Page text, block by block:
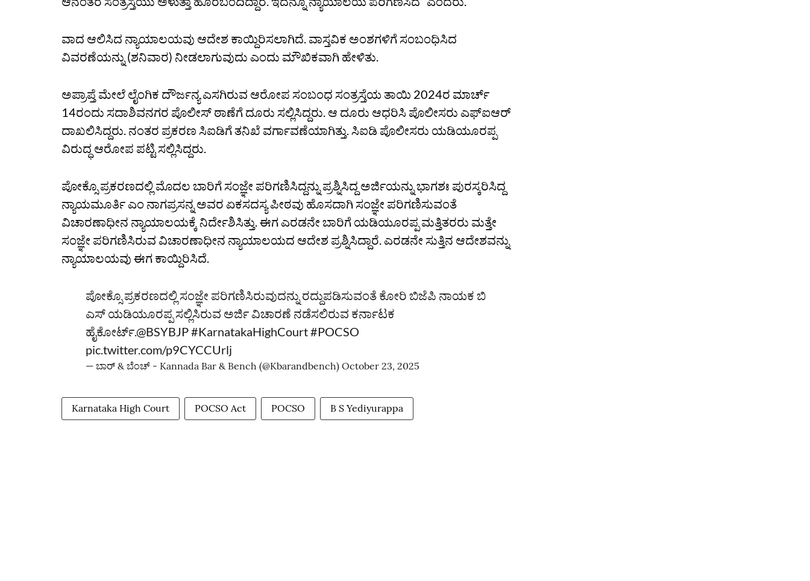
ವಾದ ಆಲಿಸಿದ ನ್ಯಾಯಾಲಯವು ಆದೇಶ ಕಾಯ್ದಿರಿಸಲಾಗಿದೆ. ವಾಸ್ತವಿಕ ಅಂಶಗಳಿಗೆ ಸಂಬಂಧಿಸಿದ
ವಿವರಣೆಯನ್ನು (ಶನಿವಾರ) ನೀಡಲಾಗುವುದು ಎಂದು ಮೌಖಿಕವಾಗಿ ಹೇಳಿತು.
ಅಪ್ರಾಪ್ತೆ ಮೇಲೆ ಲೈಂಗಿಕ ದೌರ್ಜನ್ಯ ಎಸಗಿರುವ ಆರೋಪ ಸಂಬಂಧ ಸಂತ್ರಸ್ತೆಯ ತಾಯಿ 2024ರ ಮಾರ್ಚ್‌
14ರಂದು ಸದಾಶಿವನಗರ ಪೊಲೀಸ್‌ ಠಾಣೆಗೆ ದೂರು ಸಲ್ಲಿಸಿದ್ದರು. ಆ ದೂರು ಆಧರಿಸಿ ಪೊಲೀಸರು ಎಫ್‌ಐಆರ್‌
ದಾಖಲಿಸಿದ್ದರು. ನಂತರ ಪ್ರಕರಣ ಸಿಐಡಿಗೆ ತನಿಖೆ ವರ್ಗಾವಣೆಯಾಗಿತ್ತು. ಸಿಐಡಿ ಪೊಲೀಸರು ಯಡಿಯೂರಪ್ಪ
ವಿರುದ್ಧ ಆರೋಪ ಪಟ್ಟಿ ಸಲ್ಲಿಸಿದ್ದರು.
ಪೋಕ್ಸೊ ಪ್ರಕರಣದಲ್ಲಿ ಮೊದಲ ಬಾರಿಗೆ ಸಂಜ್ಞೇ ಪರಿಗಣಿಸಿದ್ದನ್ನು ಪ್ರಶ್ನಿಸಿದ್ದ ಅರ್ಜಿಯನ್ನು ಭಾಗಶಃ ಪುರಸ್ಕರಿಸಿದ್ದ
ನ್ಯಾಯಮೂರ್ತಿ ಎಂ ನಾಗಪ್ರಸನ್ನ ಅವರ ಏಕಸದಸ್ಯ ಪೀಠವು ಹೊಸದಾಗಿ ಸಂಜ್ಞೇ ಪರಿಗಣಿಸುವಂತೆ
ವಿಚಾರಣಾಧೀನ ನ್ಯಾಯಾಲಯಕ್ಕೆ ನಿರ್ದೇಶಿಸಿತ್ತು. ಈಗ ಎರಡನೇ ಬಾರಿಗೆ ಯಡಿಯೂರಪ್ಪ ಮತ್ತಿತರರು ಮತ್ತೇ
ಸಂಜ್ಞೇ ಪರಿಗಣಿಸಿರುವ ವಿಚಾರಣಾಧೀನ ನ್ಯಾಯಾಲಯದ ಆದೇಶ ಪ್ರಶ್ನಿಸಿದ್ದಾರೆ. ಎರಡನೇ ಸುತ್ತಿನ ಆದೇಶವನ್ನು
ನ್ಯಾಯಾಲಯವು ಈಗ ಕಾಯ್ದಿರಿಸಿದೆ.
ಪೋಕ್ಸೊ ಪ್ರಕರಣದಲ್ಲಿ ಸಂಜ್ಞೇ ಪರಿಗಣಿಸಿರುವುದನ್ನು ರದ್ದುಪಡಿಸುವಂತೆ ಕೋರಿ ಬಿಜೆಪಿ ನಾಯಕ ಬಿ
ಎಸ್‌ ಯಡಿಯೂರಪ್ಪ ಸಲ್ಲಿಸಿರುವ ಅರ್ಜಿ ವಿಚಾರಣೆ ನಡೆಸಲಿರುವ ಕರ್ನಾಟಕ
ಹೈಕೋರ್ಟ್‌.@BSYBJP#KarnatakaHighCourt#POCSO
pic.twitter.com/p9CYCCUrlj
— ಬಾರ್‌ & ಬೆಂಚ್ - Kannada Bar & Bench (@Kbarandbench) October 23, 2025
Karnataka High Court POCSO Act POCSO B S Yediyurappa